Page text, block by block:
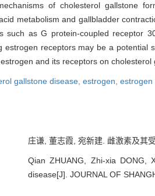
of cholesterol gallstone
metabolism and gallbladder
such as G protein-coupled receptor
estrogen receptors may be a
and its receptors on
gallstone disease, estrogen, estrogen
庄谦, 董志霞, 宛新建. 雌激素及其
Qian ZHUANG, Zhi-xia DONG,
disease[J]. JOURNAL OF